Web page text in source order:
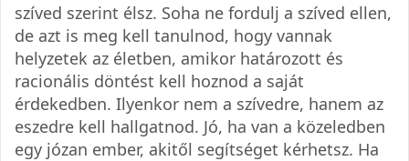
szíved szerint élsz. Soha ne fordulj a szíved ellen,
de azt is meg kell tanulnod, hogy vannak
helyzetek az életben, amikor határozott és
racionális döntést kell hoznod a saját
érdekedben. Ilyenkor nem a szívedre, hanem az
eszedre kell hallgatnod. Jó, ha van a közeledben
egy józan ember, akitől segítséget kérhetsz. Ha